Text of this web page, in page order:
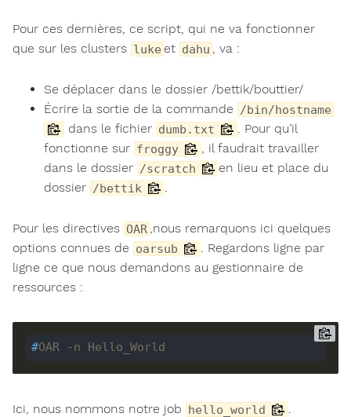
Pour ces dernières, ce script, qui ne va fonctionner
que sur les clusters luke et dahu , va :
Se déplacer dans le dossier /bettik/bouttier/
Écrire la sortie de la commande
/bin/hostname
dans le fichier dumb.txt
. Pour qu’il
fonctionne sur froggy
, il faudrait travailler
dans le dossier /scratch
en lieu et place du
dossier /bettik
Pour les directives OAR ,nous remarquons ici quelques
options connues de oarsub
. Regardons ligne par
ligne ce que nous demandons au gestionnaire de
ressources :
#OAR -n Hello_World
Ici, nous nommons notre job hello_world .